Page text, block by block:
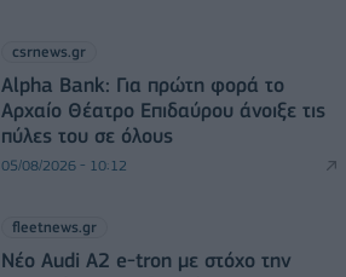
csrnews.gr
Alpha Bank: Για πρώτη φορά το
Αρχαίο Θέατρο Επιδαύρου άνοιξε τις
πύλες του σε όλους
05/08/2026 - 10:12
fleetnews.gr
Νέο Audi A2 e-tron με στόχο την